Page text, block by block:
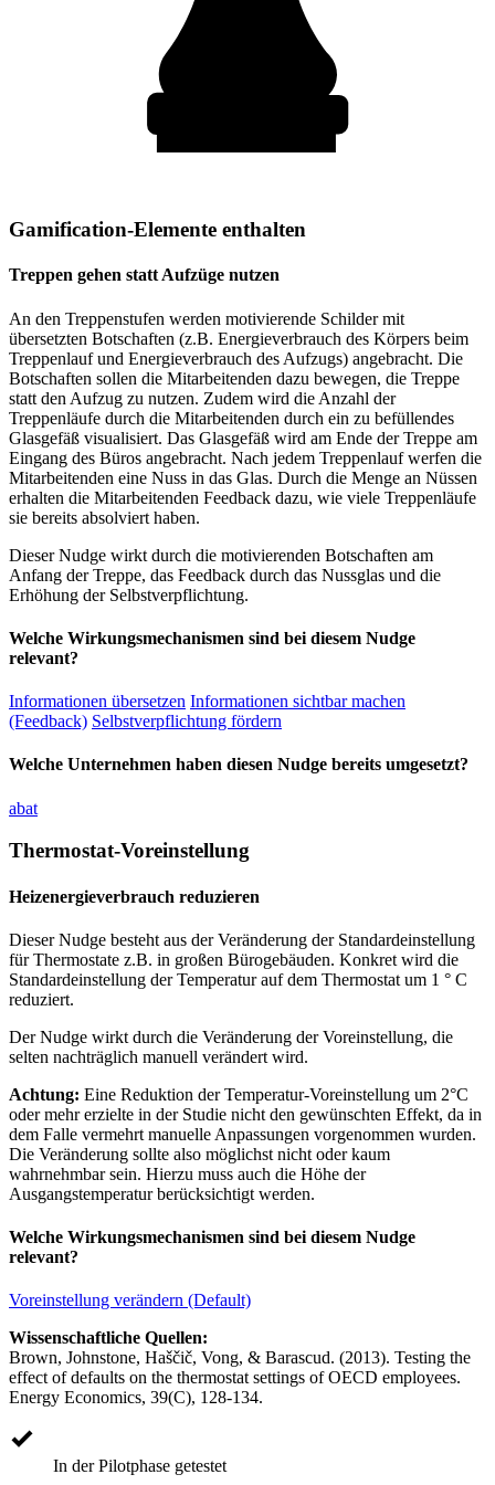
Gamification-Elemente enthalten
Treppen gehen statt Aufzüge nutzen
An den Treppenstufen werden motivierende Schilder mit
übersetzten Botschaften (z.B. Energieverbrauch des Körpers beim
Treppenlauf und Energieverbrauch des Aufzugs) angebracht. Die
Botschaften sollen die Mitarbeitenden dazu bewegen, die Treppe
statt den Aufzug zu nutzen. Zudem wird die Anzahl der
Treppenläufe durch die Mitarbeitenden durch ein zu befüllendes
Glasgefäß visualisiert. Das Glasgefäß wird am Ende der Treppe am
Eingang des Büros angebracht. Nach jedem Treppenlauf werfen die
Mitarbeitenden eine Nuss in das Glas. Durch die Menge an Nüssen
erhalten die Mitarbeitenden Feedback dazu, wie viele Treppenläufe
sie bereits absolviert haben.
Dieser Nudge wirkt durch die motivierenden Botschaften am
Anfang der Treppe, das Feedback durch das Nussglas und die
Erhöhung der Selbstverpflichtung.
Welche Wirkungsmechanismen sind bei diesem Nudge
relevant?
Informationen übersetzen Informationen sichtbar machen
(Feedback) Selbstverpflichtung fördern
Welche Unternehmen haben diesen Nudge bereits umgesetzt?
abat
Thermostat-Voreinstellung
Heizenergieverbrauch reduzieren
Dieser Nudge besteht aus der Veränderung der Standardeinstellung
für Thermostate z.B. in großen Bürogebäuden. Konkret wird die
Standardeinstellung der Temperatur auf dem Thermostat um 1 ° C
reduziert.
Der Nudge wirkt durch die Veränderung der Voreinstellung, die
selten nachträglich manuell verändert wird.
Achtung: Eine Reduktion der Temperatur-Voreinstellung um 2°C
oder mehr erzielte in der Studie nicht den gewünschten Effekt, da in
dem Falle vermehrt manuelle Anpassungen vorgenommen wurden.
Die Veränderung sollte also möglichst nicht oder kaum
wahrnehmbar sein. Hierzu muss auch die Höhe der
Ausgangstemperatur berücksichtigt werden.
Welche Wirkungsmechanismen sind bei diesem Nudge
relevant?
Voreinstellung verändern (Default)
Wissenschaftliche Quellen:
Brown, Johnstone, Haščič, Vong, & Barascud. (2013). Testing the
effect of defaults on the thermostat settings of OECD employees.
Energy Economics, 39(C), 128-134.
In der Pilotphase getestet